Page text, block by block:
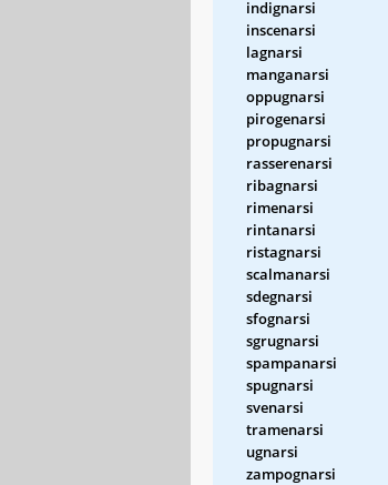
indignarsi
inscenarsi
lagnarsi
manganarsi
oppugnarsi
pirogenarsi
propugnarsi
rasserenarsi
ribagnarsi
rimenarsi
rintanarsi
ristagnarsi
scalmanarsi
sdegnarsi
sfognarsi
sgrugnarsi
spampanarsi
spugnarsi
svenarsi
tramenarsi
ugnarsi
zampognarsi